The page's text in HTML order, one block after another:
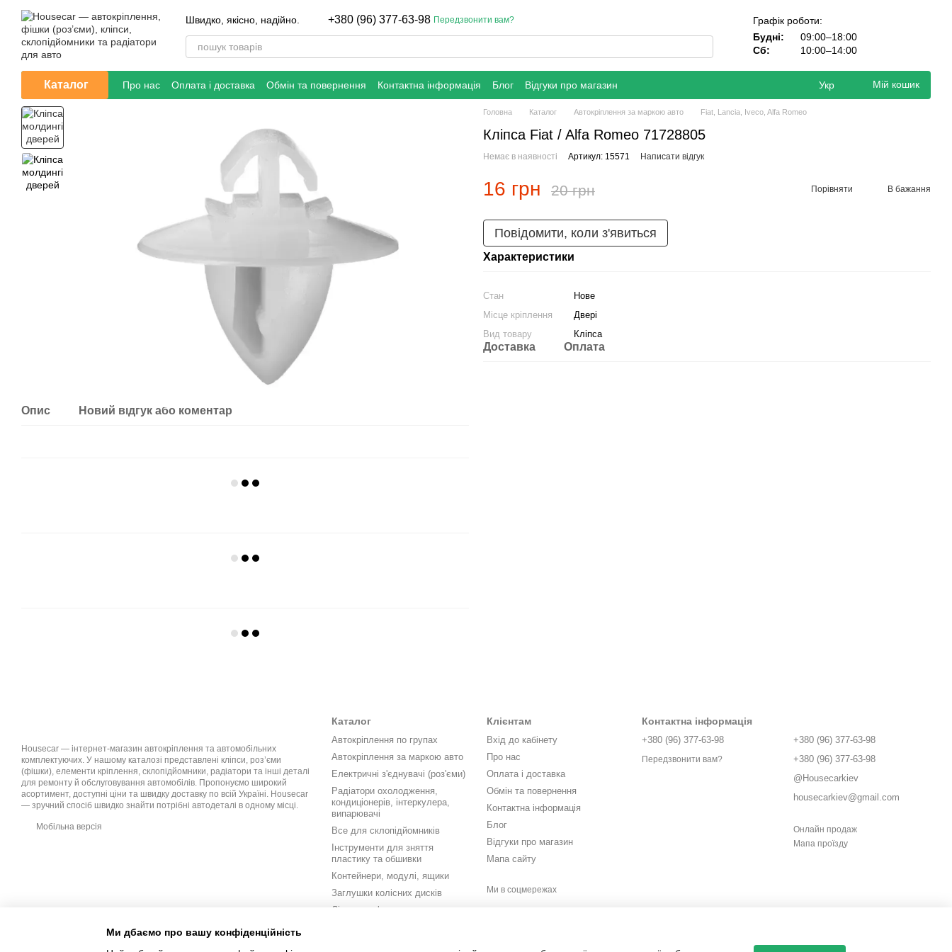
Перейти до основного контенту
Швидко, якісно, надійно.
+380 (96) 377-63-98 Передзвонити вам?
Графік роботи:
Будні:
09:00–18:00
Сб:
10:00–14:00
Каталог Про нас Оплата і доставка Обмін та повернення Контактна інформація Блог Відгуки про магазин Укр Мій кошик
Опис Новий відгук або коментар
Головна Каталог Автокріплення за маркою авто Fiat, Lancia, Iveco, Alfa Romeo
Кліпса Fiat / Alfa Romeo 71728805
Немає в наявності Артикул: 15571 Написати відгук
16 грн 20 грн Порівняти В бажання
Повідомити, коли з'явиться
Характеристики
Стан
Нове
Місце кріплення
Двері
Вид товару
Кліпса
Доставка Оплата
Housecar — інтернет-магазин автокріплення та автомобільних
комплектуючих. У нашому каталозі представлені кліпси, роз’єми
(фішки), елементи кріплення, склопідйомники, радіатори та інші деталі
для ремонту й обслуговування автомобілів. Пропонуємо широкий
асортимент, доступні ціни та швидку доставку по всій Україні. Housecar
— зручний спосіб швидко знайти потрібні автодеталі в одному місці.
Мобільна версія
Каталог
Автокріплення по групах
Автокріплення за маркою авто
Електричні з'єднувачі (роз'єми)
Радіатори охолодження,
кондиціонерів, інтеркулера,
випарювачі
Все для склопідйомників
Інструменти для зняття
пластику та обшивки
Контейнери, модулі, ящики
Заглушки колісних дисків
Літери, цифри, значки,
Клієнтам
Вхід до кабінету
Про нас
Оплата і доставка
Обмін та повернення
Контактна інформація
Блог
Відгуки про магазин
Мапа сайту
Ми в соцмережах
Контактна інформація
+380 (96) 377-63-98
Передзвонити вам?
+380 (96) 377-63-98
+380 (96) 377-63-98
@Housecarkiev
housecarkiev@gmail.com
Онлайн продаж
Мапа проїзду
Ми дбаємо про вашу конфіденційність